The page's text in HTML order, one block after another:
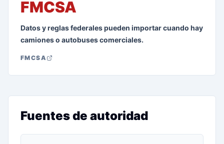
FMCSA
Datos y reglas federales pueden importar cuando hay
camiones o autobuses comerciales.
FMCSA
Fuentes de autoridad